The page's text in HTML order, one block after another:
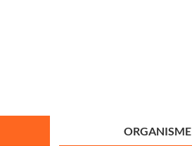
ORGANISME